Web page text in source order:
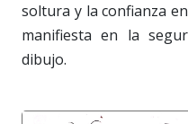
soltura y la confianza
manifiesta en la
dibujo.